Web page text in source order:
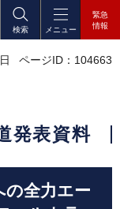
検索
メニュー
緊急
情報
ページID：104663
発表資料
の全力エー